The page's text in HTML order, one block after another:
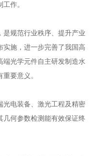
作。
是规范行业秩序、提升产业
实施，进一步完善了我国高
端光学元件自主研发制造水
要意义。
光电装备、激光工程及精密
几何参数检测能有效保证终